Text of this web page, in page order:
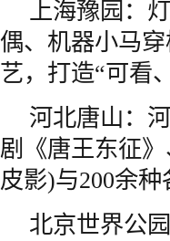
上海豫园：
偶、机器小马
艺，打造“可看
河北唐山：
剧《唐王东征
皮影)与200余
北京世界公